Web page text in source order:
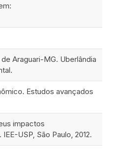
Araguari-MG. Uberlândia
Estudos avançados
impactos
USP, São Paulo, 2012.